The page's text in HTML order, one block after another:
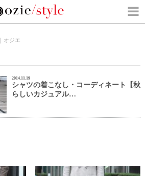
オジエ
2014.11.19
シャツの着こなし・コーディネート【秋
らしいカジュアル…